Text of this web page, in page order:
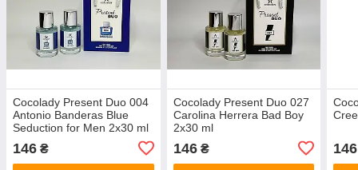
Cocolady Present Duo 004
Antonio Banderas Blue
Seduction for Men 2x30 ml
146 ₴
Cocolady Present Duo 027
Carolina Herrera Bad Boy
2x30 ml
146₴ 146